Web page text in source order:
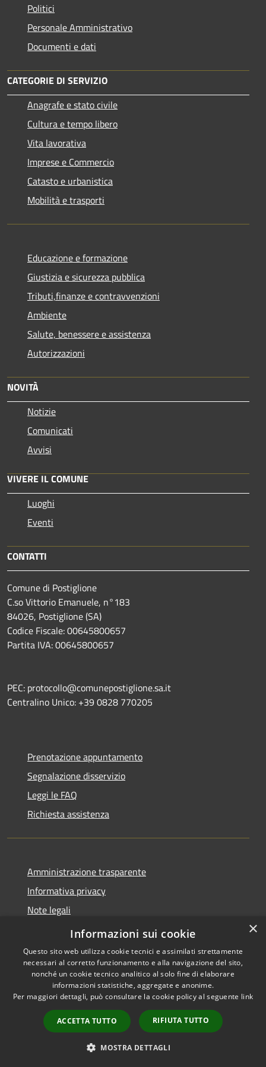
Politici
Personale Amministrativo
Documenti e dati
CATEGORIE DI SERVIZIO
Anagrafe e stato civile
Cultura e tempo libero
Vita lavorativa
Imprese e Commercio
Catasto e urbanistica
Mobilità e trasporti
Educazione e formazione
Giustizia e sicurezza pubblica
Tributi,finanze e contravvenzioni
Ambiente
Salute, benessere e assistenza
Autorizzazioni
NOVITÀ
Notizie
Comunicati
Avvisi
VIVERE IL COMUNE
Luoghi
Eventi
CONTATTI
Comune di Postiglione
C.so Vittorio Emanuele, n°183
84026, Postiglione (SA)
Codice Fiscale: 00645800657
Partita IVA: 00645800657
PEC: protocollo@comunepostiglione.sa.it
Centralino Unico: +39 0828 770205
Prenotazione appuntamento
Segnalazione disservizio
Leggi le FAQ
Richiesta assistenza
Amministrazione trasparente
Informativa privacy
Note legali
Dichiarazione di accessibilità
Accessibilità
Copyright © 2026 • Comune di
Postiglione • Powered by
Municipium•
Accesso
redazione
×
Informazioni sui cookie
Questo sito web utilizza cookie tecnici e assimilati strettamente
necessari al corretto funzionamento e alla navigazione del sito,
nonché un cookie tecnico analitico al solo fine di elaborare
informazioni statistiche, aggregate e anonime.
Per maggiori dettagli, può consultare la cookie policy al seguente link
ACCETTA TUTTO RIFIUTA TUTTO
MOSTRA DETTAGLI